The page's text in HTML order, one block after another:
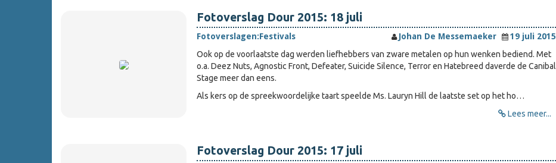
Fotoverslag Dour 2015: 18 juli
Fotoverslagen:Festivals Johan De Messemaeker
19 juli 2015
Ook op de voorlaatste dag werden liefhebbers van zware metalen op hun wenken bediend. Met
o.a. Deez Nuts, Agnostic Front, Defeater, Suicide Silence, Terror en Hatebreed daverde de Canibal
Stage meer dan eens.
Als kers op de spreekwoordelijke taart speelde Ms. Lauryn Hill de laatste set op het ho…
Lees meer...
Fotoverslag Dour 2015: 17 juli